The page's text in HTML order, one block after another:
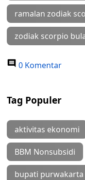
ramalan zodiak
zodiak scorpio
0 Komentar
Tag Populer
aktivitas ekonomi
BBM Nonsubsidi
bupati purwakarta